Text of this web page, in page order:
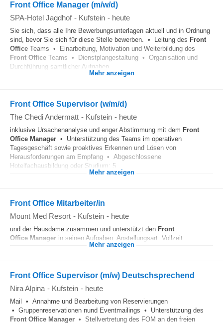
Front Office Manager (m/w/d)
SPA-Hotel Jagdhof - Kufstein - heute
Sie sich, dass alle Ihre Bewerbungsunterlagen aktuell und in Ordnung
sind, bevor Sie sich für diese Stelle bewerben. • Leitung des Front
Office Teams • Einarbeitung, Motivation und Weiterbildung des
Front Office Teams • Dienstplangestaltung • Organisation und
Durchführung samtlicher Aufgaben...
Mehr anzeigen
Front Office Supervisor (w/m/d)
The Chedi Andermatt - Kufstein - heute
inklusive Ursachenanalyse und enger Abstimmung mit dem Front
Office Manager • Unterstützung des Teams im operativen
Tagesgeschäft sowie proaktives Erkennen und Lösen von
Herausforderungen am Empfang • Abgeschlossene
Hotelfachausbildung oder Studium; 5...
Mehr anzeigen
Front Office Mitarbeiter/in
Mount Med Resort - Kufstein - heute
und der Hausdame zusammen und unterstützt den Front
Office Manager in seinen Aufgaben. Anstellungsart: Vollzeit...
Mehr anzeigen
Front Office Supervisor (m/w) Deutschsprechend
Nira Alpina - Kufstein - heute
Mail • Annahme und Bearbeitung von Reservierungen
• Gruppenreservationen nund Eventmailings • Unterstützung des
Front Office Manager • Stellvertretung des FOM an den freien